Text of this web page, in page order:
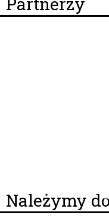
Należymy do